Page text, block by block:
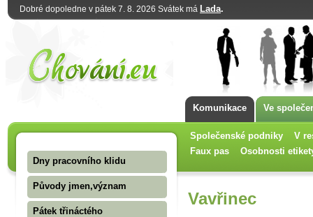
Dobré dopoledne v pátek 7. 8. 2026 Svátek má Lada.
Komunikace Ve
Společenské podniky
V
Faux pas
Osobnosti
Dny pracovního klidu
Původy jmen,význam
Pátek třináctého
Vavřinec